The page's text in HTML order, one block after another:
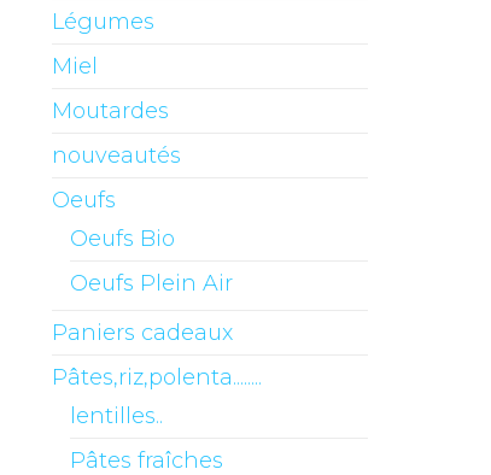
Légumes
Miel
Moutardes
nouveautés
Oeufs
Oeufs Bio
Oeufs Plein Air
Paniers cadeaux
Pâtes,riz,polenta........
lentilles..
Pâtes fraîches